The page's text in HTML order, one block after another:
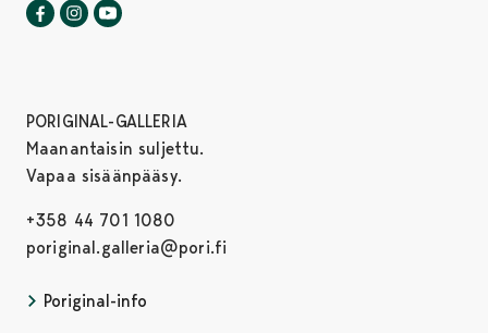
Porin taidemuseo Facebookissa
Avautuu uudessa välilehdessä
Porin taidemuseo Instagrammissa
Avautuu uudessa välilehdessä
PORIGINAL-GALLERIA
Maanantaisin suljettu.
Vapaa sisäänpääsy.
+358 44 701 1080
poriginal.galleria@pori.fi
Poriginal-info